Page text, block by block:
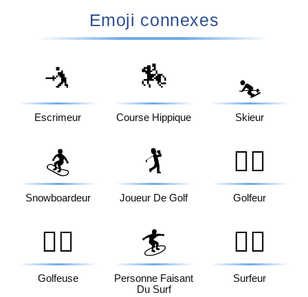
Emoji connexes
🤺
Escrimeur
🏇
Course Hippique
⛷️
Skieur
🏂
Snowboardeur
🏌️
Joueur De Golf
🏌️‍♂️
Golfeur
🏌️‍♀️
Golfeuse
🏄
Personne Faisant
Du Surf
🏄‍♂️
Surfeur